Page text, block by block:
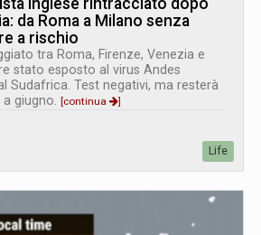
da Roma a Milano senza
a rischio
tra Roma, Firenze, Venezia e
stato esposto al virus Andes
Sudafrica. Test negativi, ma resterà
giugno. [continua
]
Life